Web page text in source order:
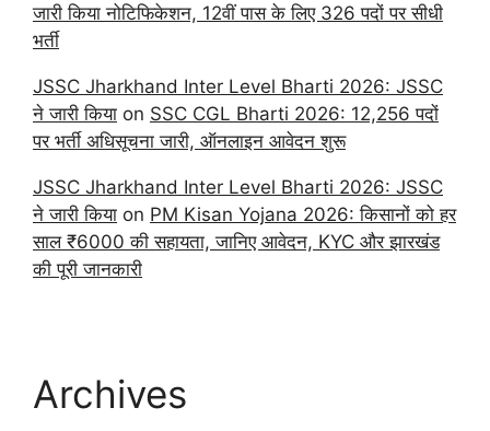
जारी किया नोटिफिकेशन, 12वीं पास के लिए 326 पदों पर सीधी
भर्ती
JSSC Jharkhand Inter Level Bharti 2026: JSSC
ने जारी किया on SSC CGL Bharti 2026: 12,256 पदों
पर भर्ती अधिसूचना जारी, ऑनलाइन आवेदन शुरू
JSSC Jharkhand Inter Level Bharti 2026: JSSC
ने जारी किया on PM Kisan Yojana 2026: किसानों को हर
साल ₹6000 की सहायता, जानिए आवेदन, KYC और झारखंड
की पूरी जानकारी
Archives